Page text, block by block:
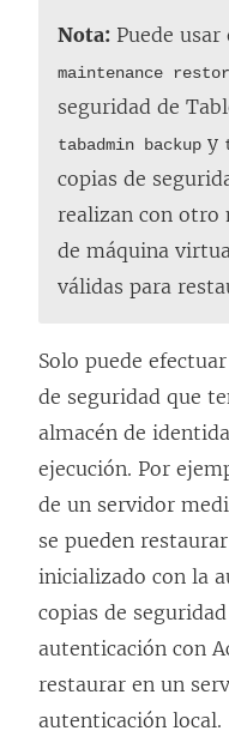
Nota: Puede
maintenance
seguridad de
tabadmin backup y
copias de
realizan con otro
de máquina
válidas para
Solo puede
de seguridad que
almacén de
ejecución. Por
de un servidor
se pueden
inicializado con la
copias de
autenticación con
restaurar en un
autenticación local.